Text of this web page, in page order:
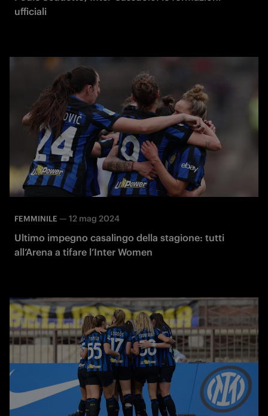
ufficiali
FEMMINILE — 12 mag 2024
Ultimo impegno casalingo della stagione: tutti
all’Arena a tifare l’Inter Women